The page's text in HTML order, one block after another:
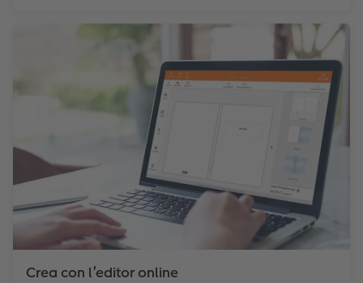
Crea con l’editor online